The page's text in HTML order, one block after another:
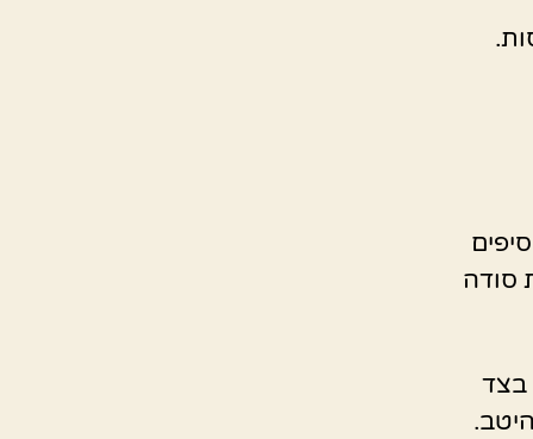
סודה
בצד